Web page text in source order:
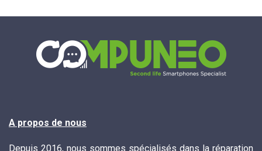
A propos de nous
Depuis 2016, nous sommes spécialisés dans la réparation